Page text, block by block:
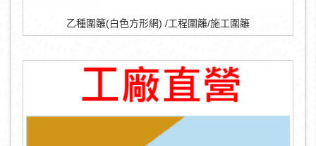
乙種圍籬(白色方形網) /工程圍籬/施工圍籬